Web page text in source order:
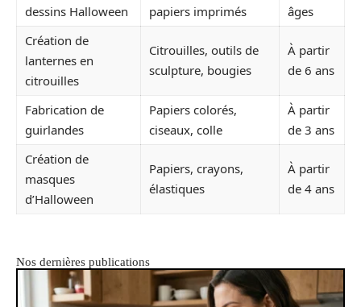
dessins Halloween
papiers imprimés
âges
Création de
lanternes en
citrouilles
Citrouilles, outils de
sculpture, bougies
À partir
de 6 ans
Fabrication de
guirlandes
Papiers colorés,
ciseaux, colle
À partir
de 3 ans
Création de
masques
d’Halloween
Papiers, crayons,
élastiques
À partir
de 4 ans
Nos dernières publications